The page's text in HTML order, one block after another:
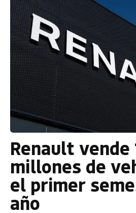
Renault vende
millones de
el primer
año